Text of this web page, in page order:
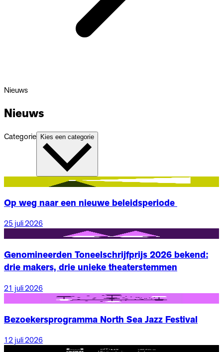
Nieuws
Nieuws
Categorie Kies een categorie
Op weg naar een nieuwe beleidsperiode
25 juli 2026
Genomineerden Toneelschrijfprijs 2026 bekend:
drie makers, drie unieke theaterstemmen
21 juli 2026
Bezoekersprogramma North Sea Jazz Festival
12 juli 2026